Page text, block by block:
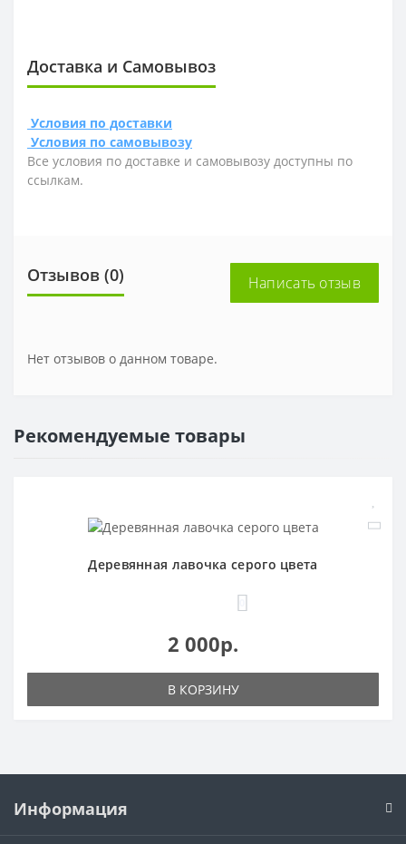
Доставка и Самовывоз
Условия по доставки
Условия по самовывозу
Все условия по доставке и самовывозу доступны по
ссылкам.
Отзывов (0) Написать отзыв
Нет отзывов о данном товаре.
Рекомендуемые товары
Деревянная лавочка серого цвета
2 000р.
В КОРЗИНУ
Информация